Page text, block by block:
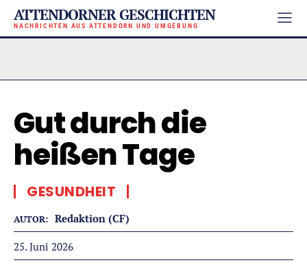
ATTENDORNER GESCHICHTEN
NACHRICHTEN AUS ATTENDORN UND UMGEBUNG
Gut durch die
heißen Tage
GESUNDHEIT
AUTOR: Redaktion (CF)
25. Juni 2026